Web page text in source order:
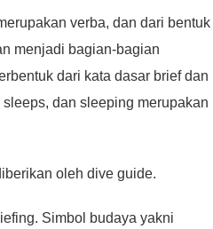
verba, dan dari bentuk
menjadi bagian-bagian
dari kata dasar brief dan
dan sleeping merupakan
oleh dive guide.
Simbol budaya yakni